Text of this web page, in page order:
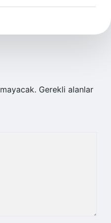
Gerekli alanlar